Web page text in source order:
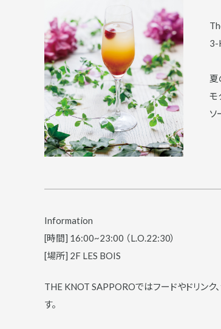
3-
夏
モ
ソ
Information
[時間] 16:00~23:00 （L.O.22:30）
[場所] 2F LES BOIS
THE KNOT SAPPOROではフードやドリン
す。